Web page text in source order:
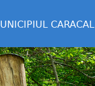
CARACAL